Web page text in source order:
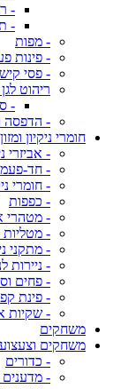
-
-
- מפות
- פינות
- פסי
ריהוט
-
- הדפסה
חומרי ניקיון ומזון
- אביזרי
- חד-
- חומרי
- כפפות
- מטהרי
- מטליות
- מתקני
- ניירות
- פחים
- פינת
- שקיות
משחקים
משחקים
- כדורים
- מדענים